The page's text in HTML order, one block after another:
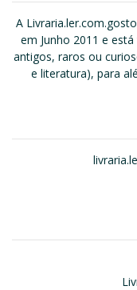
A
em Junho 2011 e
antigos, raros ou
e literatura), para